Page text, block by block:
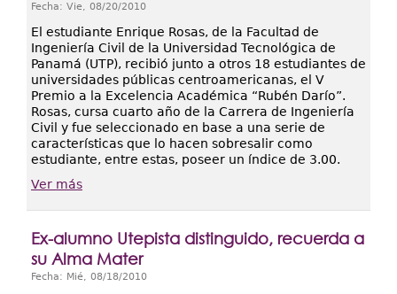
Fecha: Vie, 08/20/2010
El estudiante Enrique Rosas, de la Facultad de
Ingeniería Civil de la Universidad Tecnológica de
Panamá (UTP), recibió junto a otros 18 estudiantes de
universidades públicas centroamericanas, el V
Premio a la Excelencia Académica “Rubén Darío”.
Rosas, cursa cuarto año de la Carrera de Ingeniería
Civil y fue seleccionado en base a una serie de
características que lo hacen sobresalir como
estudiante, entre estas, poseer un índice de 3.00.
Ver más
Ex-alumno Utepista distinguido, recuerda a
su Alma Mater
Fecha: Mié, 08/18/2010